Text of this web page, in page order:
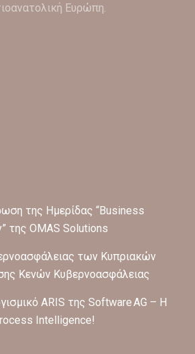
Ευρώπη.
της Ημερίδας “Business
της OMAS Solutions
των Κυπριακών
Κενών Κυβερνοασφάλειας
ARIS της Software AG – Η
Intelligence!